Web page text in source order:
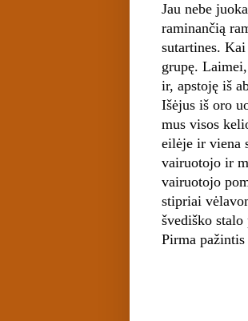
Jau nebe
raminančią
sutartines.
grupę.
ir, apstoję iš
Išėjus iš oro
mus visos
eilėje ir viena
vairuotojo ir
vairuotojo
stipriai
švediško
Pirma